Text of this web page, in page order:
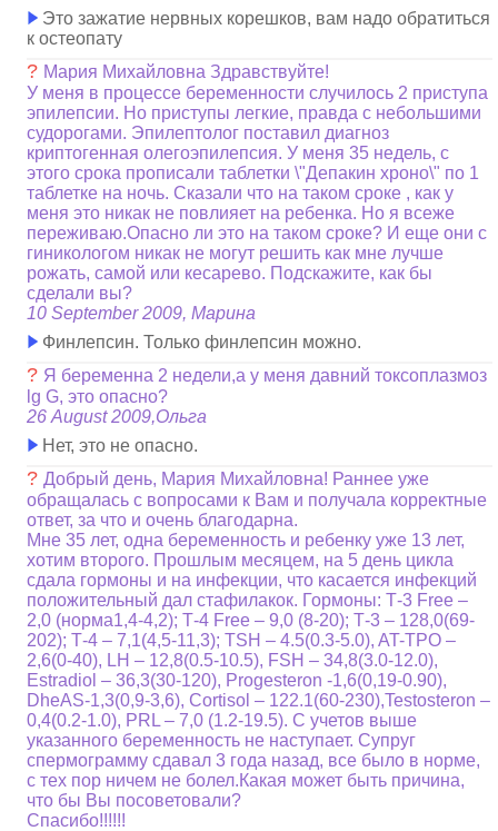
Это зажатие нервных корешков, вам надо обратиться
к остеопату
? Мария Михайловна Здравствуйте!
У меня в процессе беременности случилось 2 приступа
эпилепсии. Но приступы легкие, правда с небольшими
судорогами. Эпилептолог поставил диагноз
криптогенная олегоэпилепсия. У меня 35 недель, с
этого срока прописали таблетки \"Депакин хроно\" по 1
таблетке на ночь. Сказали что на таком сроке , как у
меня это никак не повлияет на ребенка. Но я всеже
переживаю.Опасно ли это на таком сроке? И еще они с
гиникологом никак не могут решить как мне лучше
рожать, самой или кесарево. Подскажите, как бы
сделали вы?
10 September 2009, Марина
Финлепсин. Только финлепсин можно.
? Я беременна 2 недели,а у меня давний токсоплазмоз
lg G, это опасно?
26 August 2009,Ольга
Нет, это не опасно.
?Добрый день, Мария Михайловна! Раннее уже
обращалась с вопросами к Вам и получала корректные
ответ, за что и очень благодарна.
Мне 35 лет, одна беременность и ребенку уже 13 лет,
хотим второго. Прошлым месяцем, на 5 день цикла
сдала гормоны и на инфекции, что касается инфекций
положительный дал стафилакок. Гормоны: Т-3 Free –
2,0 (норма1,4-4,2); Т-4 Free – 9,0 (8-20); Т-3 – 128,0(69-
202); Т-4 – 7,1(4,5-11,3); TSH – 4.5(0.3-5.0), AT-TPO –
2,6(0-40), LH – 12,8(0.5-10.5), FSH – 34,8(3.0-12.0),
Estradiol – 36,3(30-120), Progesteron -1,6(0,19-0.90),
DheAS-1,3(0,9-3,6), Cortisol – 122.1(60-230),Testosteron –
0,4(0.2-1.0), PRL – 7,0 (1.2-19.5). С учетов выше
указанного беременность не наступает. Супруг
спермограмму сдавал 3 года назад, все было в норме,
с тех пор ничем не болел.Какая может быть причина,
что бы Вы посоветовали?
Спасибо!!!!!!